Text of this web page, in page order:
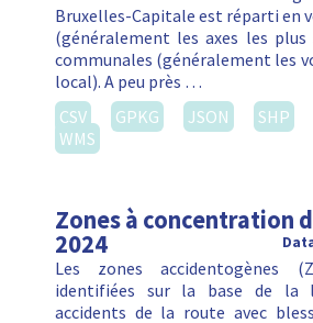
Bruxelles-Capitale est réparti en
(généralement les axes les
communales (généralement les
local). A peu près …
CSV
GPKG JSON SHP
WMS
Zones à concentration
2024
Les zones accidentogènes
identifiées sur la base de la
accidents de la route avec